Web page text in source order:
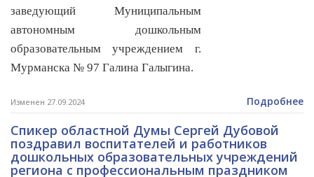
заведующий Муниципальным
автономным дошкольным
образовательным учреждением г.
Мурманска № 97 Галина Галыгина.
Изменен 27.09.2024 Подробнее
Спикер областной Думы Сергей Дубовой
поздравил воспитателей и работников
дошкольных образовательных учреждений
региона с профессиональным праздником